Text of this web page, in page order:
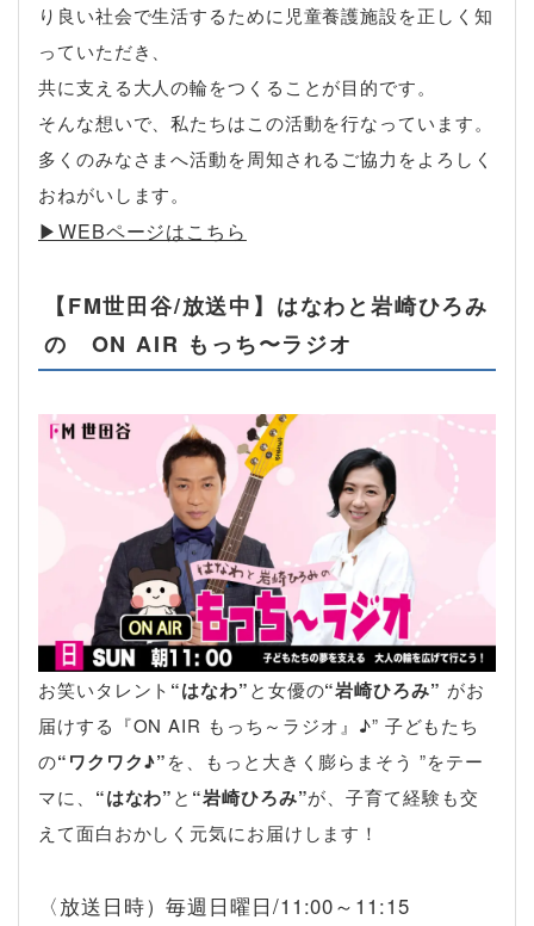
り良い社会で生活するために児童養護施設を正しく知
っていただき、
共に支える大人の輪をつくることが目的です。
そんな想いで、私たちはこの活動を行なっています。
多くのみなさまへ活動を周知されるご協力をよろしく
おねがいします。
▶︎WEBページはこちら
【FM世田谷/放送中】はなわと岩崎ひろみ
の ON AIR もっち〜ラジオ
お笑いタレント “はなわ”と女優の“岩崎ひろみ” がお
届けする『ON AIR もっち～ラジオ』♪” 子どもたち
の“ワクワク♪”を、もっと大きく膨らまそう ”をテー
マに、 “はなわ”と “岩崎ひろみ”が、子育て経験も交
えて面白おかしく元気にお届けします！
〈放送日時）毎週日曜日/11:00～11:15